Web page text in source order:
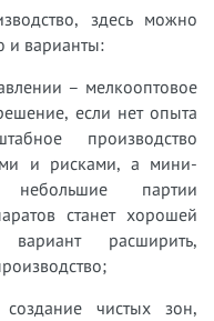
здесь можно
и варианты:
– мелкооптовое
если нет опыта
производство
и рисками, а мини-
небольшие партии
станет хорошей
расширить,
чистых зон,